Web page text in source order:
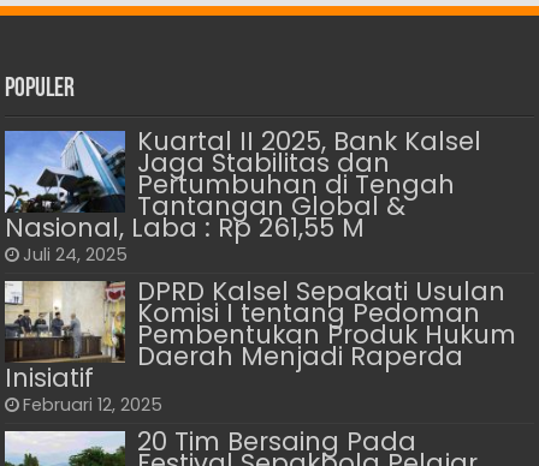
Populer
Kuartal II 2025, Bank Kalsel
Jaga Stabilitas dan
Pertumbuhan di Tengah
Tantangan Global &
Nasional, Laba : Rp 261,55 M
Juli 24, 2025
DPRD Kalsel Sepakati Usulan
Komisi I tentang Pedoman
Pembentukan Produk Hukum
Daerah Menjadi Raperda
Inisiatif
Februari 12, 2025
20 Tim Bersaing Pada